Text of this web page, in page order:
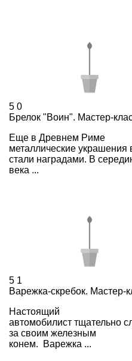
5 0
Брелок "Воин". Мастер-
Еще в Древнем Риме
металлические украшения
стали наградами. В
века ...
5 1
Варежка-скребок. Мастер-
Настоящий
автомобилист тщательно
за своим железным
конем. Варежка ...